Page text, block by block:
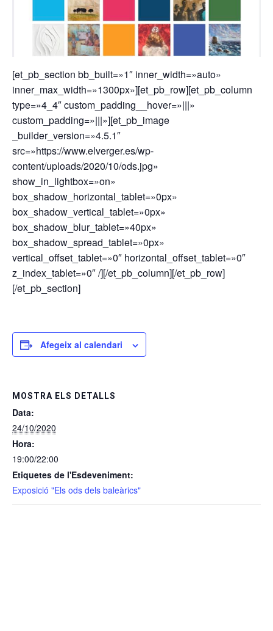
[et_pb_section bb_built=»1″ inner_width=»auto»
inner_max_width=»1300px»][et_pb_row][et_pb_column
type=»4_4″ custom_padding__hover=»|||»
custom_padding=»|||»][et_pb_image
_builder_version=»4.5.1″
src=»https://www.elverger.es/wp-
content/uploads/2020/10/ods.jpg»
show_in_lightbox=»on»
box_shadow_horizontal_tablet=»0px»
box_shadow_vertical_tablet=»0px»
box_shadow_blur_tablet=»40px»
box_shadow_spread_tablet=»0px»
vertical_offset_tablet=»0″ horizontal_offset_tablet=»0″
z_index_tablet=»0″ /][/et_pb_column][/et_pb_row]
[/et_pb_section]
Afegeix al calendari
MOSTRA ELS DETALLS
Data:
24/10/2020
Hora:
19:00/22:00
Etiquetes de l'Esdeveniment:
Exposició "Els ods dels baleàrics"